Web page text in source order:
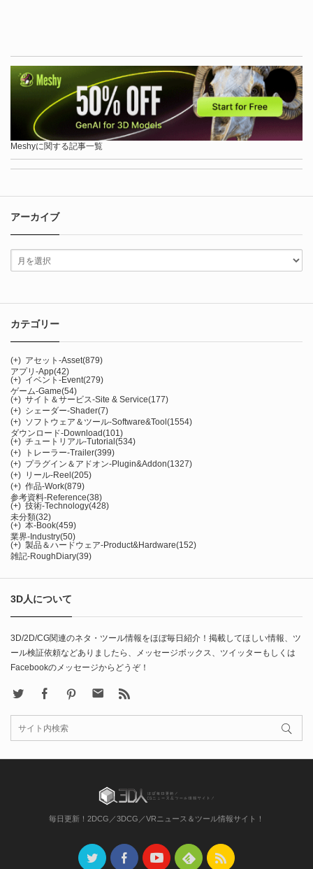
Meshyに関する記事一覧
アーカイブ
カテゴリー
(+) アセット-Asset(879)
アプリ-App(42)
(+) イベント-Event(279)
ゲーム-Game(54)
(+) サイト＆サービス-Site & Service(177)
(+) シェーダー-Shader(7)
(+) ソフトウェア＆ツール-Software&Tool (1554)
ダウンロード-Download(101)
(+) チュートリアル-Tutorial (534)
(+)
トレーラー-Trailer(399)
(+) プラグイン＆アドオン-Plugin&Addon(1327)
(+) リール-Reel (205)
(+) 作品-Work(879)
参考資料-Reference(38)
(+) 技術-Technology(428)
未分類(32)
(+) 本-Book(459)
業界-Industry(50)
(+) 製品＆ハードウェア-Product&Hardware(152)
雑記-RoughDiary(39)
3D人について
3D/2D/CG関連のネタ・ツール情報をほぼ毎日紹介！掲載してほしい情報、ツ
ール検証依頼などありましたら、メッセージボックス、ツイッターもしくは
Facebookのメッセージからどうぞ！
FacebookPinterest Contact
毎日更新！2DCG／3DCG／VRニュース＆ツール情報サイト！